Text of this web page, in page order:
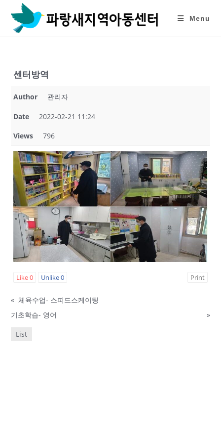
content
Menu
센터방역
Author 관리자
Date 2022-02-21 11:24
Views 796
Like0 Unlike0 Print
« 체육수업- 스피드스케이팅
기초학습- 영어
»
List